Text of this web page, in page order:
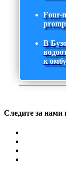
Four-
В
к
Следите за нами